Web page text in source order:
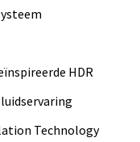
HDR
Technology